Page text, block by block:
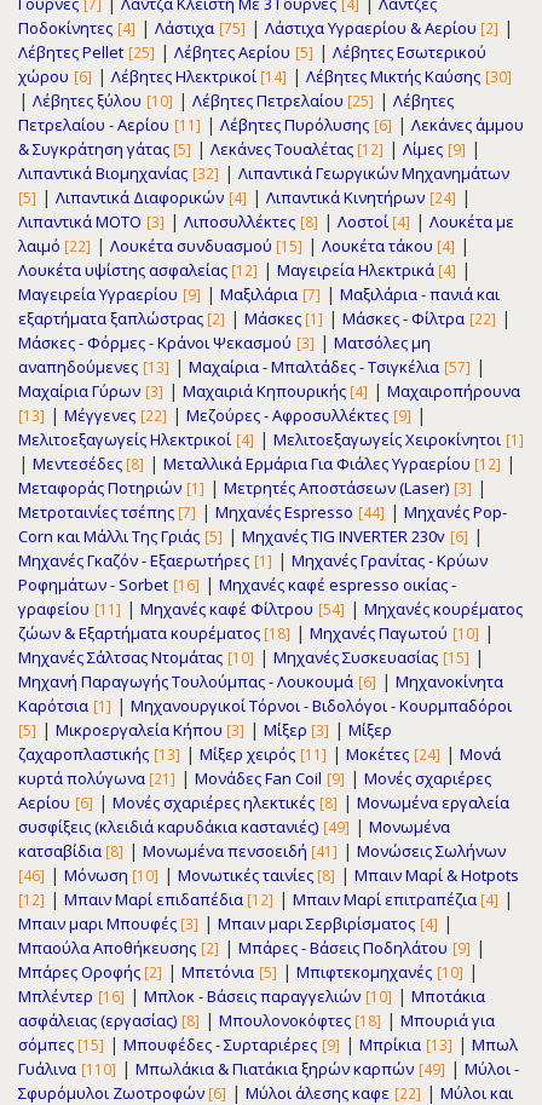
[7] [4]
Ποδοκίνητες [4] | Λάστιχα [75] | Λάστιχα Υγραερίου & Αερίου [2] |
Λέβητες Pellet [25] | Λέβητες Αερίου [5] | Λέβητες Εσωτερικού
χώρου [6] | Λέβητες Ηλεκτρικοί [14] | Λέβητες Μικτής Καύσης [30]
| Λέβητες ξύλου [10] | Λέβητες Πετρελαίου [25] | Λέβητες
Πετρελαίου - Αερίου [11] | Λέβητες Πυρόλυσης [6] | Λεκάνες άμμου
& Συγκράτηση γάτας [5] | Λεκάνες Τουαλέτας [12] | Λίμες [9] |
Λιπαντικά Βιομηχανίας [32] | Λιπαντικά Γεωργικών Μηχανημάτων
[5] | Λιπαντικά Διαφορικών [4] | Λιπαντικά Κινητήρων [24] |
Λιπαντικά ΜΟΤΟ [3] | Λιποσυλλέκτες [8] | Λοστοί [4] | Λουκέτα με
λαιμό [22] | Λουκέτα συνδυασμού [15] | Λουκέτα τάκου [4] |
Λουκέτα υψίστης ασφαλείας [12] | Μαγειρεία Ηλεκτρικά [4] |
Μαγειρεία Υγραερίου [9] | Μαξιλάρια [7] | Μαξιλάρια - πανιά και
εξαρτήματα ξαπλώστρας [2] | Μάσκες [1] | Μάσκες - Φίλτρα [22] |
Μάσκες - Φόρμες - Κράνοι Ψεκασμού [3] | Ματσόλες μη
αναπηδούμενες [13] | Μαχαίρια - Μπαλτάδες - Τσιγκέλια [57] |
Μαχαίρια Γύρων [3] | Μαχαιριά Κηπουρικής [4] | Μαχαιροπήρουνα
[13] | Μέγγενες [22] | Μεζούρες - Αφροσυλλέκτες [9] |
Μελιτοεξαγωγείς Ηλεκτρικοί [4] | Μελιτοεξαγωγείς Χειροκίνητοι [1]
| Μεντεσέδες [8] | Μεταλλικά Ερμάρια Για Φιάλες Υγραερίου [12] |
Μεταφοράς Ποτηριών [1] | Μετρητές Αποστάσεων (Laser) [3] |
Μετροταινίες τσέπης [7] | Μηχανές Espresso [44] | Μηχανές Pop-
Corn και Μάλλι Της Γριάς [5] | Μηχανές TIG INVERTER 230v [6] |
Μηχανές Γκαζόν - Εξαερωτήρες [1] | Μηχανές Γρανίτας - Κρύων
Ροφημάτων - Sorbet [16] | Μηχανές καφέ espresso οικίας -
γραφείου [11] | Μηχανές καφέ Φίλτρου [54] | Μηχανές κουρέματος
ζώων & Εξαρτήματα κουρέματος [18] | Μηχανές Παγωτού [10] |
Μηχανές Σάλτσας Ντομάτας [10] | Μηχανές Συσκευασίας [15] |
Μηχανή Παραγωγής Τουλούμπας - Λουκουμά [6] | Μηχανοκίνητα
Καρότσια [1] | Μηχανουργικοί Τόρνοι - Βιδολόγοι - Κουρμπαδόροι
[5] | Μικροεργαλεία Κήπου [3] | Μίξερ [3] | Μίξερ
ζαχαροπλαστικής [13] | Μίξερ χειρός [11] | Μοκέτες [24] | Μονά
κυρτά πολύγωνα [21] | Μονάδες Fan Coil [9] | Μονές σχαριέρες
Αερίου [6] | Μονές σχαριέρες ηλεκτικές [8] | Μονωμένα εργαλεία
συσφίξεις (κλειδιά καρυδάκια καστανιές) [49] | Μονωμένα
κατσαβίδια [8] | Μονωμένα πενσοειδή [41] | Μονώσεις Σωλήνων
[46] | Μόνωση [10] | Μονωτικές ταινίες [8] | Μπαιν Μαρί & Hotpots
[12] | Μπαιν Μαρί επιδαπέδια [12] | Μπαιν Μαρί επιτραπέζια [4] |
Μπαιν μαρι Μπουφές [3] | Μπαιν μαρι Σερβιρίσματος [4] |
Μπαούλα Αποθήκευσης [2] | Μπάρες - Βάσεις Ποδηλάτου [9] |
Μπάρες Οροφής [2] | Μπετόνια [5] | Μπιφτεκομηχανές [10] |
Μπλέντερ [16] | Μπλοκ - Βάσεις παραγγελιών [10] | Μποτάκια
ασφάλειας (εργασίας) [8] | Μπουλονοκόφτες [18] | Μπουριά για
σόμπες [15] | Μπουφέδες - Συρταριέρες [9] | Μπρίκια [13] | Μπωλ
Γυάλινα [110] | Μπωλάκια & Πιατάκια ξηρών καρπών [49] | Μύλοι -
Σφυρόμυλοι Ζωοτροφών [6] | Μύλοι άλεσης καφε [22] | Μύλοι και